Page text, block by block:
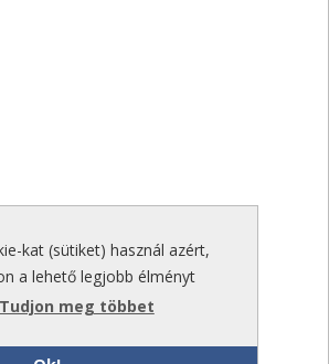
kat (sütiket) használ azért,
a lehető legjobb élményt
Tudjon meg többet